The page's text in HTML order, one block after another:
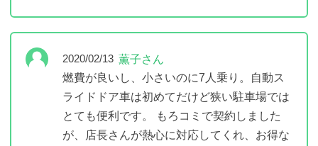
2020/02/13 薫子さん
燃費が良いし、小さいのに7人乗り。自動ス
ライドドア車は初めてだけど狭い駐車場では
とても便利です。 もろコミで契約しました
が、店長さんが熱心に対応してくれ、お得な